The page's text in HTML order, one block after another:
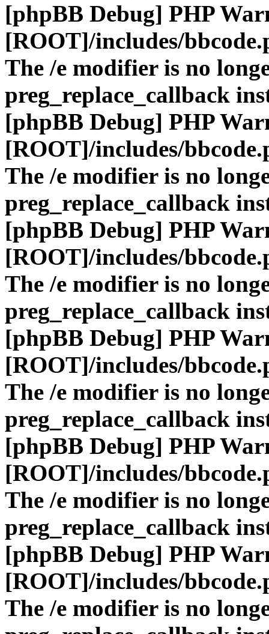
[phpBB Debug] PHP
[ROOT]/includes/
The /e modifier is no
preg_replace_callback
[phpBB Debug] PHP
[ROOT]/includes/
The /e modifier is no
preg_replace_callback
[phpBB Debug] PHP
[ROOT]/includes/
The /e modifier is no
preg_replace_callback
[phpBB Debug] PHP
[ROOT]/includes/
The /e modifier is no
preg_replace_callback
[phpBB Debug] PHP
[ROOT]/includes/
The /e modifier is no
preg_replace_callback
[phpBB Debug] PHP
[ROOT]/includes/
The /e modifier is no